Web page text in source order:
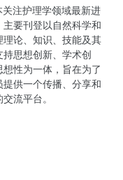
注护理学领域最新进
要刊登以自然科学和
论、知识、技能及其
思想创新、学术创
性为一体，旨在为了
供一个传播、分享和
流平台。